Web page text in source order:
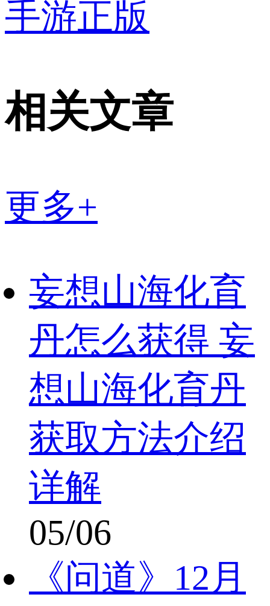
手游正版
相关文章
更多+
妄想山海化育
丹怎么获得 妄
想山海化育丹
获取方法介绍
详解
05/06
《问道》12月